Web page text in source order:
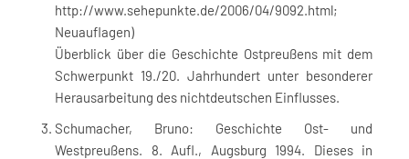
http://www.sehepunkte.de/2006/04/9092.html;
Neuauflagen)
Überblick über die Geschichte Ostpreußens mit dem
Schwerpunkt 19./20. Jahrhundert unter besonderer
Herausarbeitung des nichtdeutschen Einflusses.
Schumacher, Bruno: Geschichte Ost- und
Westpreußens. 8. Aufl., Augsburg 1994. Dieses in